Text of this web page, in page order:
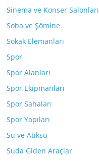
Sinema ve Konser Salonları
Soba ve Şömine
Sokak Elemanları
Spor
Spor Alanları
Spor Ekipmanları
Spor Sahaları
Spor Yapıları
Su ve Atıksu
Suda Giden Araçlar